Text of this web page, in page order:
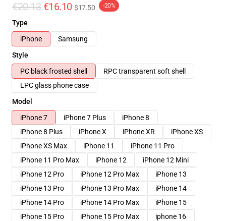
€20.13 €16.10 $17.50 -20%
Type
iPhone
Samsung
Style
PC black frosted shell
RPC transparent soft shell
LPC glass phone case
Model
iPhone 7
iPhone 7 Plus
iPhone 8
iPhone 8 Plus
iPhone X iPhone XR
iPhone XS
iPhone XS Max
iPhone 11
iPhone 11 Pro
iPhone 11 Pro Max
iPhone 12
iPhone 12 Mini
iPhone 12 Pro
iPhone 12 Pro Max
iPhone 13
iPhone 13 Pro
iPhone 13 Pro Max
iPhone 14
iPhone 14 Pro
iPhone 14 Pro Max
iPhone 15
iPhone 15 Pro
iPhone 15 Pro Max
iphone 16